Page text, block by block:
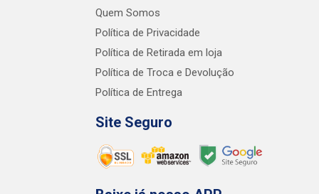
Quem Somos
Política de Privacidade
Política de Retirada em loja
Política de Troca e Devolução
Política de Entrega
Site Seguro